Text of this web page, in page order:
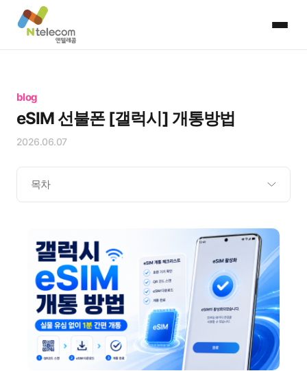
blog
eSIM 선불폰 [갤럭시] 개통방법
2026.06.07
목차